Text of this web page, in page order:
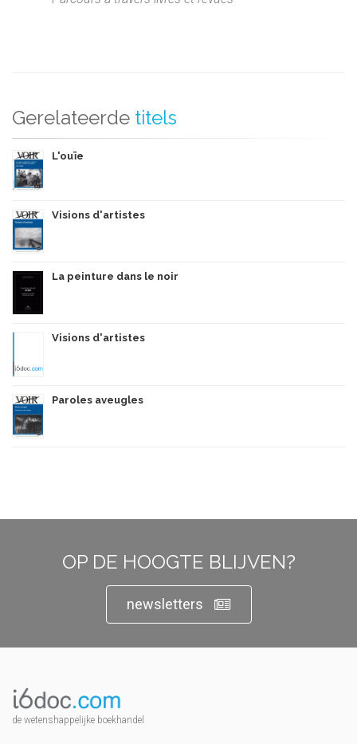
Gerelateerde titels
L'ouïe
Visions d'artistes
La peinture dans le noir
Visions d'artistes
Paroles aveugles
OP DE HOOGTE BLIJVEN?
newsletters
de wetenshappelijke boekhandel